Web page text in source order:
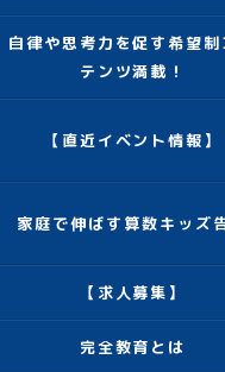
自律や思考力を促す希望制
テンツ満載！
【直近イベント情報】
家庭で伸ばす算数キッズ
【求人募集】
完全教育とは